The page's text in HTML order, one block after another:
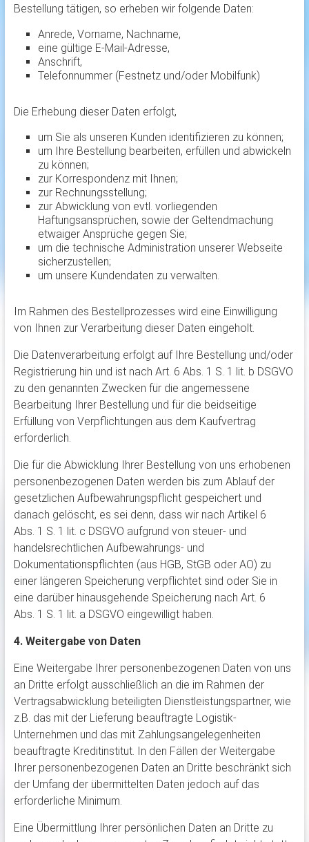
Bestellung tätigen, so erheben wir folgende Daten:
Anrede, Vorname, Nachname,
eine gültige E-Mail-Adresse,
Anschrift,
Telefonnummer (Festnetz und/oder Mobilfunk)
Die Erhebung dieser Daten erfolgt,
um Sie als unseren Kunden identifizieren zu können;
um Ihre Bestellung bearbeiten, erfüllen und abwickeln
zu können;
zur Korrespondenz mit Ihnen;
zur Rechnungsstellung;
zur Abwicklung von evtl. vorliegenden
Haftungsansprüchen, sowie der Geltendmachung
etwaiger Ansprüche gegen Sie;
um die technische Administration unserer Webseite
sicherzustellen;
um unsere Kundendaten zu verwalten.
Im Rahmen des Bestellprozesses wird eine Einwilligung
von Ihnen zur Verarbeitung dieser Daten eingeholt.
Die Datenverarbeitung erfolgt auf Ihre Bestellung und/oder
Registrierung hin und ist nach Art. 6 Abs. 1 S. 1 lit. b DSGVO
zu den genannten Zwecken für die angemessene
Bearbeitung Ihrer Bestellung und für die beidseitige
Erfüllung von Verpflichtungen aus dem Kaufvertrag
erforderlich.
Die für die Abwicklung Ihrer Bestellung von uns erhobenen
personenbezogenen Daten werden bis zum Ablauf der
gesetzlichen Aufbewahrungspflicht gespeichert und
danach gelöscht, es sei denn, dass wir nach Artikel 6
Abs. 1 S. 1 lit. c DSGVO aufgrund von steuer- und
handelsrechtlichen Aufbewahrungs- und
Dokumentationspflichten (aus HGB, StGB oder AO) zu
einer längeren Speicherung verpflichtet sind oder Sie in
eine darüber hinausgehende Speicherung nach Art. 6
Abs. 1 S. 1 lit. a DSGVO eingewilligt haben.
4. Weitergabe von Daten
Eine Weitergabe Ihrer personenbezogenen Daten von uns
an Dritte erfolgt ausschließlich an die im Rahmen der
Vertragsabwicklung beteiligten Dienstleistungspartner, wie
z.B. das mit der Lieferung beauftragte Logistik-
Unternehmen und das mit Zahlungsangelegenheiten
beauftragte Kreditinstitut. In den Fällen der Weitergabe
Ihrer personenbezogenen Daten an Dritte beschränkt sich
der Umfang der übermittelten Daten jedoch auf das
erforderliche Minimum.
Eine Übermittlung Ihrer persönlichen Daten an Dritte zu